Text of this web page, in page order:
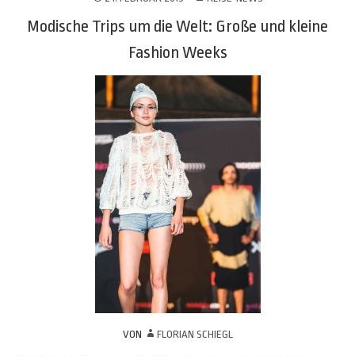
Modische Trips um die Welt: Große und kleine
Fashion Weeks
VON FLORIAN SCHIEGL